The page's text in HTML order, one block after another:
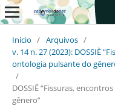
Início / Arquivos /
v. 14 n. 27 (2023): DOSSIÈ
ontologia pulsante do
/
DOSSIÊ “Fissuras,
gênero”